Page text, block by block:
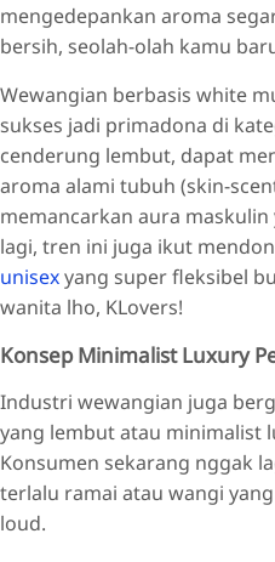
mengedepankan aroma
bersih, seolah-olah kamu
Wewangian berbasis white
sukses jadi primadona di
cenderung lembut, dapat
aroma alami tubuh (skin-
memancarkan aura
lagi, tren ini juga ikut
unisexyang super fleksibel
wanita lho, KLovers!
Konsep Minimalist Luxury
Industri wewangian juga
yang lembut atau minimalist
Konsumen sekarang nggak
terlalu ramai atau wangi
loud.